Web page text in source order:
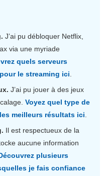
J’ai pu débloquer Netflix,
via une myriade
quels serveurs
le streaming ici.
J’ai pu jouer à des jeux
Voyez quel type de
meilleurs résultats ici.
Il est respectueux de la
aucune information
plusieurs
je fais confiance